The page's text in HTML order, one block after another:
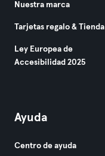
Nuestra marca
Tarjetas regalo & Tienda
Ley Europea de
Accesibilidad 2025
Ayuda
Centro de ayuda